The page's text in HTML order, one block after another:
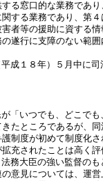
る窓口的な業務であ
する業務であり、第
者等の援助に資する
遂行に支障のない範
成１８年）５月中に
「いつでも、どこで
たところであるが、
制度が初めて制度化
充されたことは高く評
務大臣の強い監督の
意見については、運